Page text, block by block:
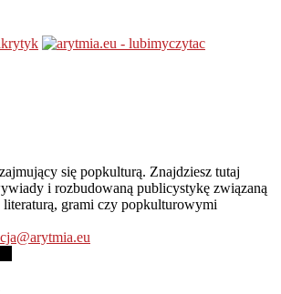
się popkulturą. Znajdziesz tutaj
i rozbudowaną publicystykę związaną
grami czy popkulturowymi